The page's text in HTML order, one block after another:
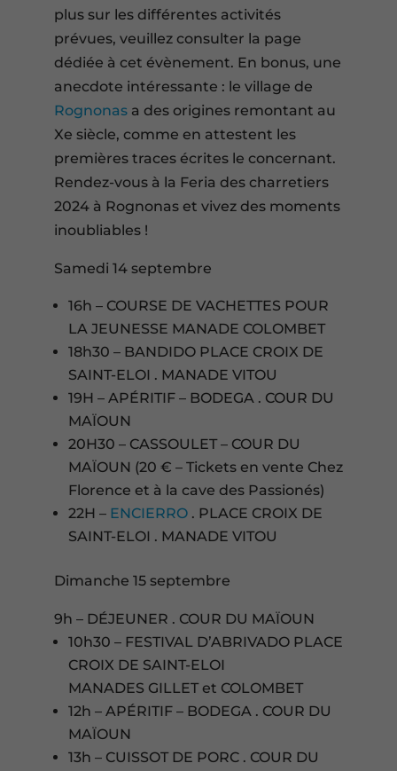
plus sur les différentes activités
prévues, veuillez consulter la page
dédiée à cet évènement. En bonus, une
anecdote intéressante : le village de
Rognonasa des origines remontant au
Xe siècle, comme en attestent les
premières traces écrites le concernant.
Rendez-vous à la Feria des charretiers
2024 à Rognonas et vivez des moments
inoubliables !
Samedi 14 septembre
16h – COURSE DE VACHETTES POUR
LA JEUNESSE MANADE COLOMBET
18h30 – BANDIDO PLACE CROIX DE
SAINT-ELOI . MANADE VITOU
19H – APÉRITIF – BODEGA . COUR DU
MAÏOUN
20H30 – CASSOULET – COUR DU
MAÏOUN (20 € – Tickets en vente Chez
Florence et à la cave des Passionés)
22H – ENCIERRO. PLACE CROIX DE
SAINT-ELOI . MANADE VITOU
Dimanche 15 septembre
9h – DÉJEUNER . COUR DU MAÏOUN
10h30 – FESTIVAL D’ABRIVADO PLACE
CROIX DE SAINT-ELOI
MANADES GILLET et COLOMBET
12h – APÉRITIF – BODEGA . COUR DU
MAÏOUN
13h – CUISSOT DE PORC . COUR DU